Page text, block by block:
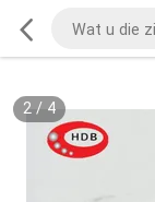
2/ 4